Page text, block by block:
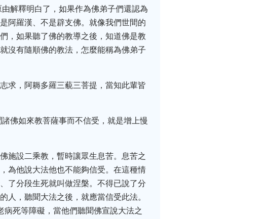
解釋明白了，如果作為佛弟子們還認為
阿羅漢、不是辟支佛。就像我們世間的
，如果聽了佛的教導之後，知道佛是教
沒有隨順佛的教法，怎麼能稱為佛弟子
求，阿耨多羅三藐三菩提，當知此輩皆
佛如來教菩薩事而不信受，就是增上慢
施設二乘教，暫時讓眾生息苦。息苦之
為他說大法他也不能夠信受。在這種情
了分段生死就叫做涅槃。不得已說了分
人，聽聞大法之後，就應當信受此法。
死等障礙，當他們聽聞佛宣說大法之